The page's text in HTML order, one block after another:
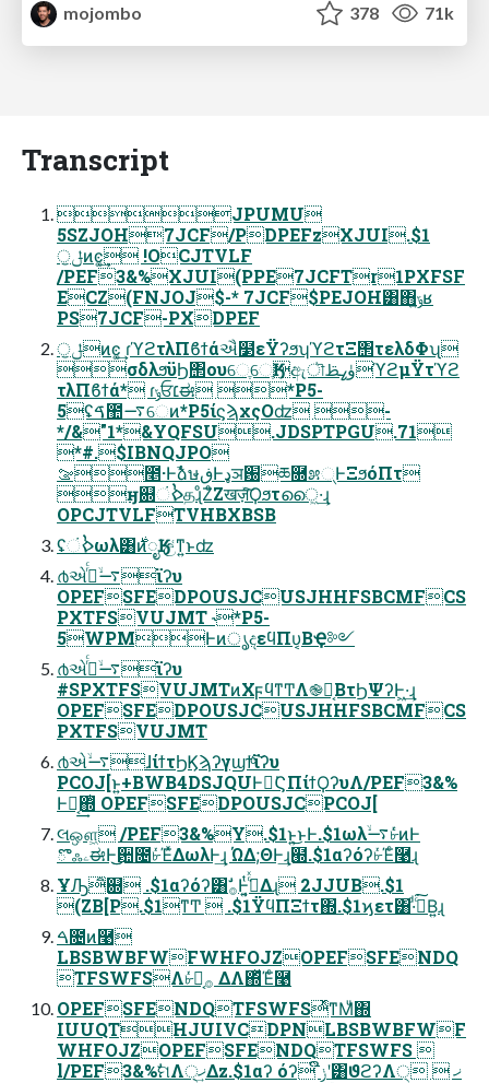
mojombo
378 71k
Transcript
JPUMU
5SZJOH7JCF/PDPEFzXJUI.$1
ੁݪͷͼ͚͢ !OCJTVLF
/PEF3&%XJUI(PPE7JCFTr1PXFSF
ECZ(FNJOJ$-* 7JCF$PEJOH͸΋͏ݹ͍ʁ
PS7JCF-PXDPEF
ੁݪͷͼ͚͢ ɾϓϩτλΠϐϯάઐ໳εΫʔϧʮϓϩτΞ΢τελδΦʯ
σδλϧϋϦ΢ουେֶେֶӃඇৗۈߨࢣϓϩμΫτϓϩ
τλΠϐϯά* ɾݸਓ׆ಈ *P5-
5ʢࠃ಺࠷େͷ*P5ίϛϡχςΟʣ -
*/&"1*&YQFSU.JDSPTPGU.71
*#.$IBNQJPO
ࡢ೥·ͰࣾձษڧͰډञ԰ཆ࿝೫୍ͰΞϧόΠτ
ӈ଍ࠎંதɻͦΖͦΖखज़ͯ͠Ϙϧτൈ͖·͢ɻ
OPCJTVLFTVHBXBSB
ʢࠎંωλ͸࣍ͷೖӃʹඋ͑ͳ͍ͱʣ
൪એ࠷ۙ࡞ͬͨϊʔυ
OPEFSFEDPOUSJCUSJHHFSBCMFCS
PXTFSVUJMT ˞*P5-
5WPMͰͷൃදεϥΠυ͔ΒҾ༻
൪એ࠷ۙ࡞ͬͨϊʔυ
#SPXTFSVUJMTͷΧϝϥͳͲΛ֎෦͔ΒτϦΨʔͰ͖·͢ɻ
OPEFSFEDPOUSJCUSJHHFSBCMFCS
PXTFSVUJMT
൪એ࠷ۙɺίϯτϦϏϡʔγϣϯͨ͠ϊʔυ
PCOJ[ͱ͍͏+BWB4DSJQUͰಈ͘ϚΠίϯϘʔυΛ/PEF3&%
Ͱಈ͔͢΍ͭ OPEFSFEDPOUSJCPCOJ[
લஔ͖ /PEF3&%Y.$1ͱ͍͏͜ͱͰ.$1ωλ࠷ۙ৮ͬͯͨͷͰ
ొஃۦಈͰ͜͜਺೔৮ͬͯΈͯΔωλͰ͢ɻ ΏΔ;ΘͰ͢ɻ๭.$1αʔόʔ৮ͬͯΈͨ࿩ɻ
ҰԠิ଍ .$1αʔόʔ͸ࣗ࡞Ͱ͍͔ͭ͘࡞ͬͯΔɻ 2JJUB.$1
(ZB[P.$1ͳͲ  .$1ΫϥΠΞϯτ΍.$1ϗετ͸·ͩࢼͨ͘͠Β͍ɻ
ࠓ೔ͷ࿩
LBSBWBFWFWHFOJZOPEFSFENDQ
TFSWFSΛ৮ͬͯԿ͔࡞ ΔΛ΍ͬͯΈͨ࿩
OPEFSFENDQTFSWFSͬͯͳΜͧ΍
IUUQTHJUIVCDPNLBSBWBFWF
WHFOJZOPEFSFENDQTFSWFS 
l/PEF3&%ࣗମΛ੍ޚ͢Δz.$1αʔ όʔ ݫີʹ͸ϑϩʔΛ੍ޚ  